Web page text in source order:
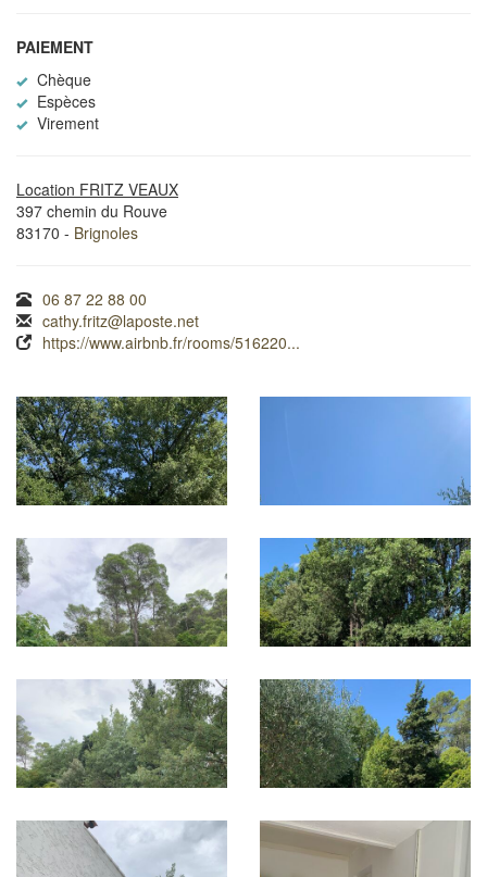
PAIEMENT
Chèque
Espèces
Virement
Location FRITZ VEAUX
397 chemin du Rouve
83170 - Brignoles
06 87 22 88 00
cathy.fritz@laposte.net
https://www.airbnb.fr/rooms/516220...